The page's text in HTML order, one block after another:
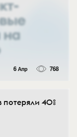
6 Апр 768
40%